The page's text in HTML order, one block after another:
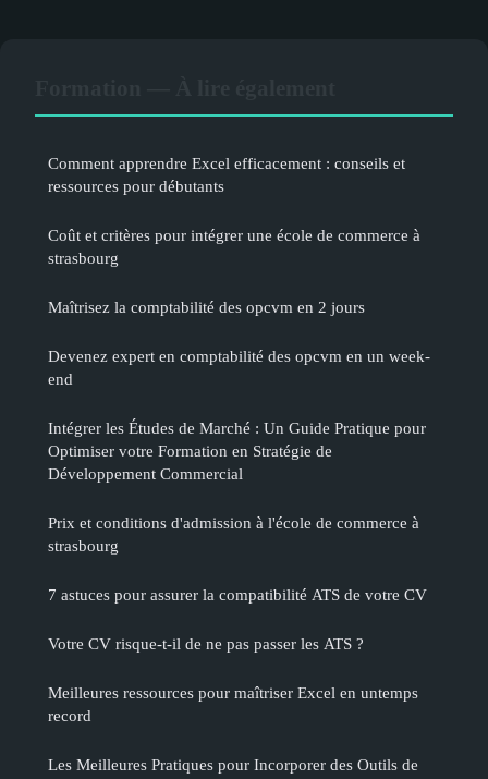
Comment apprendre Excel efficacement : conseils et
ressources pour débutants
Coût et critères pour intégrer une école de commerce à
strasbourg
Maîtrisez la comptabilité des opcvm en 2 jours
Devenez expert en comptabilité des opcvm en un week-
end
Intégrer les Études de Marché : Un Guide Pratique pour
Optimiser votre Formation en Stratégie de
Développement Commercial
Prix et conditions d'admission à l'école de commerce à
strasbourg
7 astuces pour assurer la compatibilité ATS de votre CV
Votre CV risque-t-il de ne pas passer les ATS ?
Meilleures ressources pour maîtriser Excel en untemps
record
Les Meilleures Pratiques pour Incorporer des Outils de